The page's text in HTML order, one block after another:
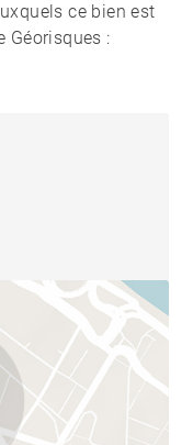
ce bien est
Géorisques :